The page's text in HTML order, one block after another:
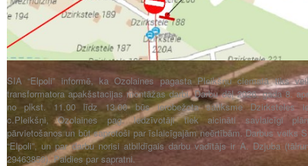
SIA “Elpoli” informē, ka Ozolaines pagasta Pleikšņu ciematā tiks
transformatora apakšstacijas montāžas darbi. Darbu dēļ 2026. gada 8.
no plkst. 11.00 līdz 13.00 būs ierobežota satiksme Dzirksteles
c.Pleikšņi, Ozolaines pag. Iedzīvotāji tiek aicināti savlaicīgi
pārvietošanos un būt saprotoši par īslaicīgajām neērtībām. Darbus veiks
“Elpoli”, un par darbu norisi atbildīgais darbu vadītājs ir A. Dzjuba
29463859). Paldies par sapratni.